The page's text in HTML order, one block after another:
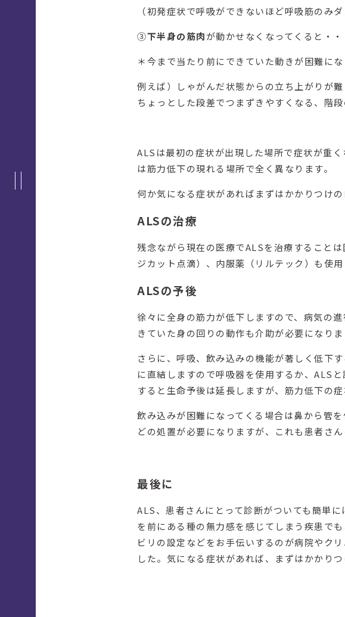
（初発症状で呼吸ができないほど呼吸筋のみ
③下半身の筋肉が動かせなくなってくると・・
＊今まで当たり前にできていた動きが困難に
例えば）しゃがんだ状態からの立ち上がりが
ちょっとした段差でつまずきやすくなる、階
ALSは最初の症状が出現した場所で症状が重
は筋力低下の現れる場所で全く異なります。
何か気になる症状があればまずはかかりつけ
ALSの治療
残念ながら現在の医療でALSを治療すること
ジカット点滴）、内服薬（リルテック）も使
ALSの予後
徐々に全身の筋力が低下しますので、病気の
きていた身の回りの動作も介助が必要になりま
さらに、呼吸、飲み込みの機能が著しく低下
に直結しますので呼吸器を使用するか、ALS
すると生命予後は延長しますが、筋力低下の
飲み込みが困難になってくる場合は鼻から管
どの処置が必要になりますが、これも患者さ
最後に
ALS、患者さんにとって診断がついても簡単
を前にある種の無力感を感じてしまう疾患で
ビリの設定などをお手伝いするのが病院やク
した。気になる症状があれば、まずはかかり